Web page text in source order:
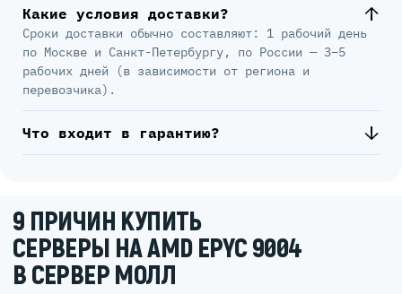
Какие условия доставки?
Сроки доставки обычно составляют: 1 рабочий день
по Москве и Санкт-Петербургу, по России — 3–5
рабочих дней (в зависимости от региона и
перевозчика).
Что входит в гарантию?
9 ПРИЧИН КУПИТЬ
СЕРВЕРЫ НА AMD EPYC 9004
В СЕРВЕР МОЛЛ